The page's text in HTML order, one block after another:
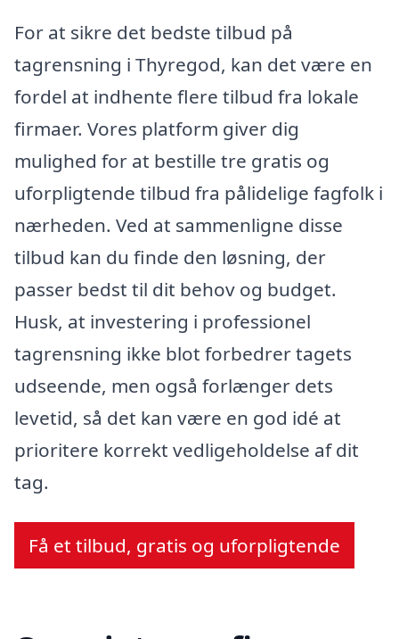
For at sikre det bedste tilbud på
tagrensning i Thyregod, kan det være en
fordel at indhente flere tilbud fra lokale
firmaer. Vores platform giver dig
mulighed for at bestille tre gratis og
uforpligtende tilbud fra pålidelige fagfolk i
nærheden. Ved at sammenligne disse
tilbud kan du finde den løsning, der
passer bedst til dit behov og budget.
Husk, at investering i professionel
tagrensning ikke blot forbedrer tagets
udseende, men også forlænger dets
levetid, så det kan være en god idé at
prioritere korrekt vedligeholdelse af dit
tag.
Få et tilbud, gratis og uforpligtende